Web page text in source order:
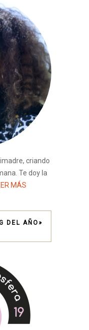
criando
Te doy la
MÁS
DEL AÑO»